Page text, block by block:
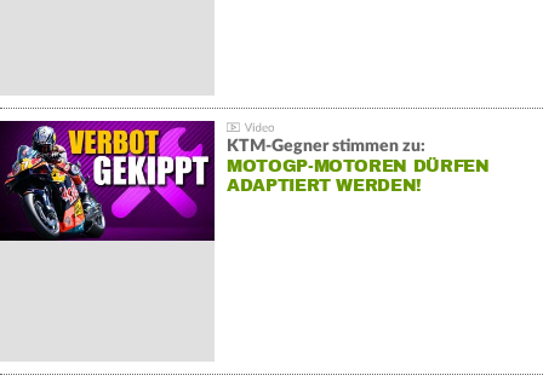
KTM-Gegner stimmen zu:
MOTOGP-MOTOREN DÜRFEN
ADAPTIERT WERDEN!